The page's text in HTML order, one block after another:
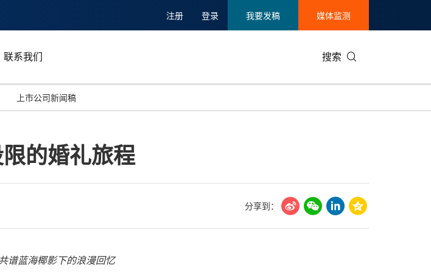
注册 登录 我要发稿 媒体监测
联系我们 搜索
投资并购
美国临床肿瘤学会(ASCO)
能源化工与环保
马来西亚
上市公司新闻稿
的婚礼旅程
分享到：
谱蓝海椰影下的浪漫回忆